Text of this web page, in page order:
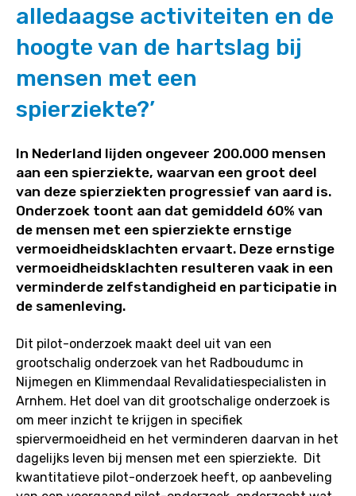
de
zwaarte
alledaagse
activiteiten
en
hoogte
van
de
hartslag
bij
mensen
met
een
spierziekte?’
alledaagse activiteiten en de
hoogte van de hartslag bij
mensen met een
spierziekte?’
In Nederland lijden ongeveer 200.000 mensen
aan een spierziekte, waarvan een groot deel
van deze spierziekten progressief van aard is.
Onderzoek toont aan dat gemiddeld 60% van
de mensen met een spierziekte ernstige
vermoeidheidsklachten ervaart. Deze ernstige
vermoeidheidsklachten resulteren vaak in een
verminderde zelfstandigheid en participatie in
de samenleving.
Dit pilot-onderzoek maakt deel uit van een
grootschalig onderzoek van het Radboudumc in
Nijmegen en Klimmendaal Revalidatiespecialisten in
Arnhem. Het doel van dit grootschalige onderzoek is
om meer inzicht te krijgen in specifiek
spiervermoeidheid en het verminderen daarvan in het
dagelijks leven bij mensen met een spierziekte. Dit
kwantitatieve pilot-onderzoek heeft, op aanbeveling